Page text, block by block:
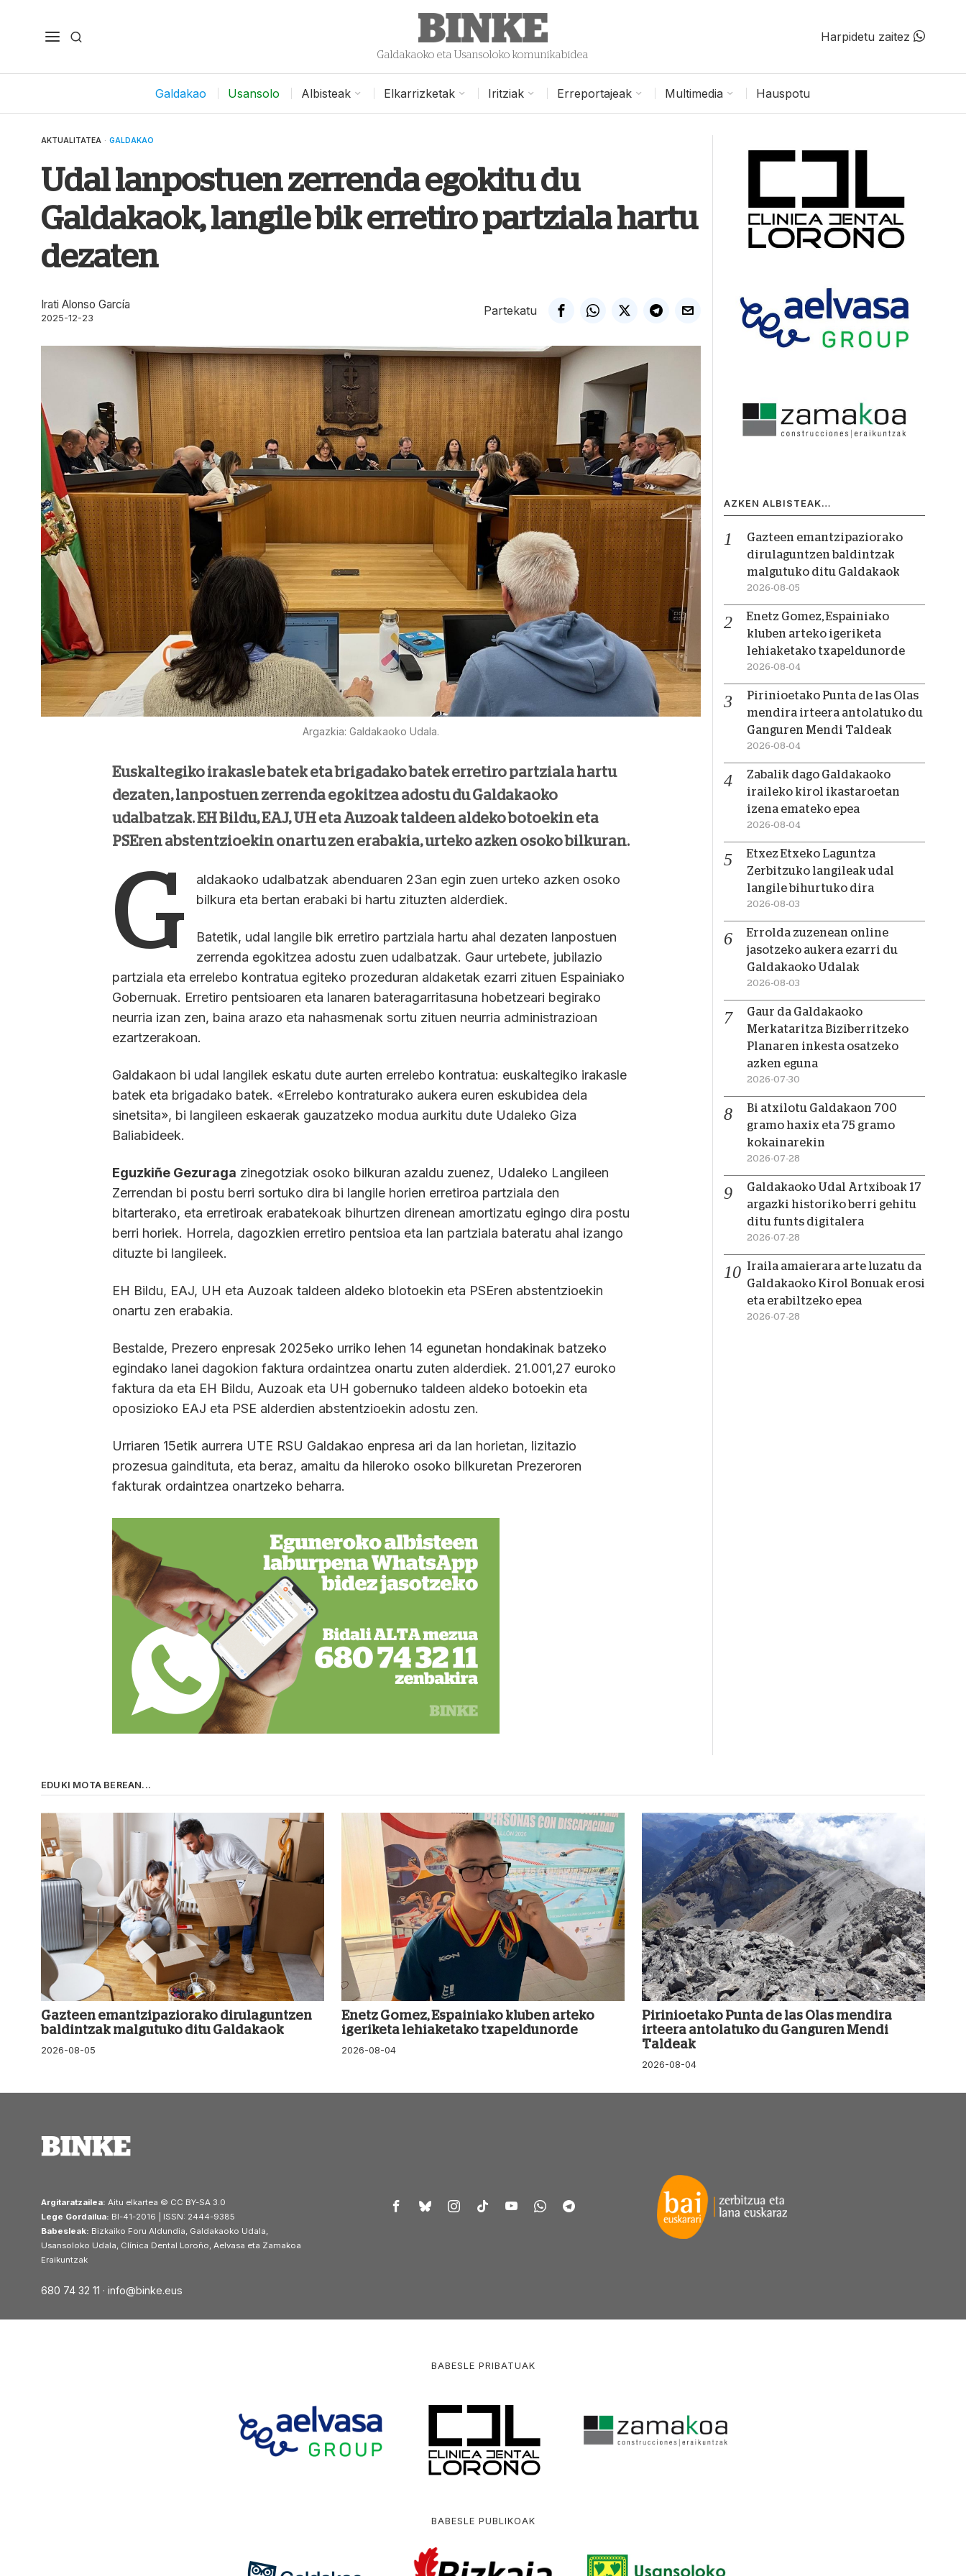
Galdakaoko eta Usansoloko komunikabidea
Harpidetu zaitez
Galdakao Usansolo Albisteak Elkarrizketak Iritziak Erreportajeak Multimedia Hauspotu
AKTUALITATEA · GALDAKAO
Udal lanpostuen zerrenda egokitu du
Galdakaok, langile bik erretiro partziala hartu
dezaten
Irati Alonso García
2025-12-23
Partekatu
Argazkia: Galdakaoko Udala.
Euskaltegiko irakasle batek eta brigadako batek erretiro partziala hartu
dezaten, lanpostuen zerrenda egokitzea adostu du Galdakaoko
udalbatzak. EH Bildu, EAJ, UH eta Auzoak taldeen aldeko botoekin eta
PSEren abstentzioekin onartu zen erabakia, urteko azken osoko bilkuran.
G
aldakaoko udalbatzak abenduaren 23an egin zuen urteko azken osoko
bilkura eta bertan erabaki bi hartu zituzten alderdiek.
Batetik, udal langile bik erretiro partziala hartu ahal dezaten lanpostuen
zerrenda egokitzea adostu zuen udalbatzak. Gaur urtebete, jubilazio
partziala eta errelebo kontratua egiteko prozeduran aldaketak ezarri zituen Espainiako
Gobernuak. Erretiro pentsioaren eta lanaren bateragarritasuna hobetzeari begirako
neurria izan zen, baina arazo eta nahasmenak sortu zituen neurria administrazioan
ezartzerakoan.
Galdakaon bi udal langilek eskatu dute aurten errelebo kontratua: euskaltegiko irakasle
batek eta brigadako batek. «Errelebo kontraturako aukera euren eskubidea dela
sinetsita», bi langileen eskaerak gauzatzeko modua aurkitu dute Udaleko Giza
Baliabideek.
Eguzkiñe Gezuraga zinegotziak osoko bilkuran azaldu zuenez, Udaleko Langileen
Zerrendan bi postu berri sortuko dira bi langile horien erretiroa partziala den
bitarterako, eta erretiroak erabatekoak bihurtzen direnean amortizatu egingo dira postu
berri horiek. Horrela, dagozkien erretiro pentsioa eta lan partziala bateratu ahal izango
dituzte bi langileek.
EH Bildu, EAJ, UH eta Auzoak taldeen aldeko blotoekin eta PSEren abstentzioekin
onartu zen erabakia.
Bestalde, Prezero enpresak 2025eko urriko lehen 14 egunetan hondakinak batzeko
egindako lanei dagokion faktura ordaintzea onartu zuten alderdiek. 21.001,27 euroko
faktura da eta EH Bildu, Auzoak eta UH gobernuko taldeen aldeko botoekin eta
oposizioko EAJ eta PSE alderdien abstentzioekin adostu zen.
Urriaren 15etik aurrera UTE RSU Galdakao enpresa ari da lan horietan, lizitazio
prozesua gaindituta, eta beraz, amaitu da hileroko osoko bilkuretan Prezeroren
fakturak ordaintzea onartzeko beharra.
AZKEN ALBISTEAK…
Gazteen emantzipaziorako
dirulaguntzen baldintzak
malgutuko ditu Galdakaok
2026-08-05
Enetz Gomez, Espainiako
kluben arteko igeriketa
lehiaketako txapeldunorde
2026-08-04
Pirinioetako Punta de las Olas
mendira irteera antolatuko du
Ganguren Mendi Taldeak
2026-08-04
Zabalik dago Galdakaoko
iraileko kirol ikastaroetan
izena emateko epea
2026-08-04
Etxez Etxeko Laguntza
Zerbitzuko langileak udal
langile bihurtuko dira
2026-08-03
Errolda zuzenean online
jasotzeko aukera ezarri du
Galdakaoko Udalak
2026-08-03
Gaur da Galdakaoko
Merkataritza Biziberritzeko
Planaren inkesta osatzeko
azken eguna
2026-07-30
Bi atxilotu Galdakaon 700
gramo haxix eta 75 gramo
kokainarekin
2026-07-28
Galdakaoko Udal Artxiboak 17
argazki historiko berri gehitu
ditu funts digitalera
2026-07-28
Iraila amaierara arte luzatu da
Galdakaoko Kirol Bonuak erosi
eta erabiltzeko epea
2026-07-28
EDUKI MOTA BEREAN...
Gazteen emantzipaziorako dirulaguntzen
baldintzak malgutuko ditu Galdakaok
2026-08-05
Enetz Gomez, Espainiako kluben arteko
igeriketa lehiaketako txapeldunorde
2026-08-04
Pirinioetako Punta de las Olas mendira
irteera antolatuko du Ganguren Mendi
Taldeak
2026-08-04
Argitaratzailea: Aitu elkartea © CC BY-SA 3.0
Lege Gordailua: BI-41-2016 | ISSN: 2444-9385
Babesleak: Bizkaiko Foru Aldundia, Galdakaoko Udala,
Usansoloko Udala, Clínica Dental Loroño, Aelvasa eta Zamakoa
Eraikuntzak
680 74 32 11 · info@binke.eus
BABESLE PRIBATUAK
BABESLE PUBLIKOAK